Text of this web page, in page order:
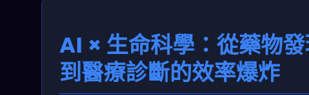
AI × 生命科學：從藥物
到醫療診斷的效率爆炸